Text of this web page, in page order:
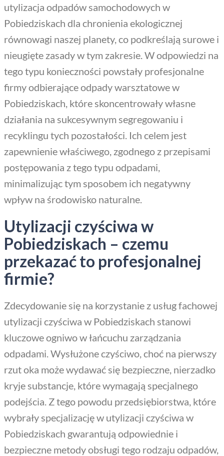
utylizacja odpadów samochodowych w
Pobiedziskach dla chronienia ekologicznej
równowagi naszej planety, co podkreślają surowe i
nieugięte zasady w tym zakresie. W odpowiedzi na
tego typu konieczności powstały profesjonalne
firmy odbierające odpady warsztatowe w
Pobiedziskach, które skoncentrowały własne
działania na sukcesywnym segregowaniu i
recyklingu tych pozostałości. Ich celem jest
zapewnienie właściwego, zgodnego z przepisami
postępowania z tego typu odpadami,
minimalizując tym sposobem ich negatywny
wpływ na środowisko naturalne.
Utylizacji czyściwa w
Pobiedziskach – czemu
przekazać to profesjonalnej
firmie?
Zdecydowanie się na korzystanie z usług fachowej
utylizacji czyściwa w Pobiedziskach stanowi
kluczowe ogniwo w łańcuchu zarządzania
odpadami. Wysłużone czyściwo, choć na pierwszy
rzut oka może wydawać się bezpieczne, nierzadko
kryje substancje, które wymagają specjalnego
podejścia. Z tego powodu przedsiębiorstwa, które
wybrały specjalizację w utylizacji czyściwa w
Pobiedziskach gwarantują odpowiednie i
bezpieczne metody obsługi tego rodzaju odpadów,